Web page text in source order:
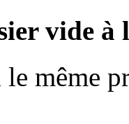
vide à
même